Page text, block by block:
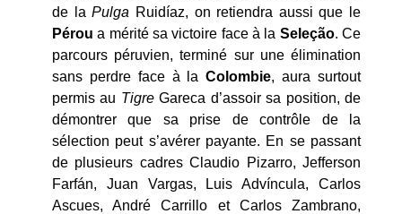
de laPulga Ruidíaz, on retiendra aussi que le
Péroua mérité sa victoire face à la Seleção. Ce
parcours péruvien, terminé sur une élimination
sans perdre face à laColombie, aura surtout
permis au TigreGareca d’assoir sa position, de
démontrer que sa prise de contrôle de la
sélection peut s’avérer payante. En se passant
de plusieurs cadres Claudio Pizarro, Jefferson
Farfán, Juan Vargas, Luis Advíncula, Carlos
Ascues, André Carrillo et Carlos Zambrano,